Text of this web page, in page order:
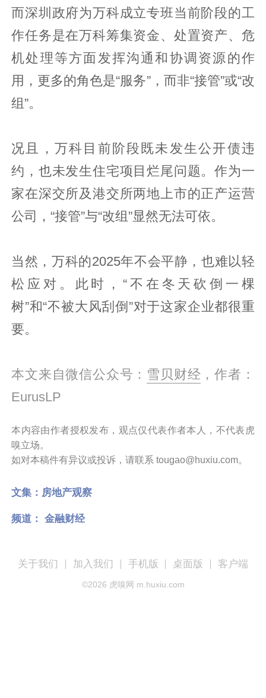
而深圳政府为万科成立专班当前阶段的工
作任务是在万科筹集资金、处置资产、危
机处理等方面发挥沟通和协调资源的作
用，更多的角色是“服务”，而非“接管”或“改
组”。
况且，万科目前阶段既未发生公开债违
约，也未发生住宅项目烂尾问题。作为一
家在深交所及港交所两地上市的正产运营
公司，“接管”与“改组”显然无法可依。
当然，万科的2025年不会平静，也难以轻
松应对。此时，“不在冬天砍倒一棵
树”和“不被大风刮倒”对于这家企业都很重
要。
本文来自微信公众号： 雪贝财经 ，作者：
EurusLP
本内容由作者授权发布，观点仅代表作者本人，不代表虎
嗅立场。
如对本稿件有异议或投诉，请联系 tougao@huxiu.com。
文集： 房地产观察
频道： 金融财经
关于我们 加入我们 手机版 桌面版 客户端
©2026 虎嗅网 m.huxiu.com